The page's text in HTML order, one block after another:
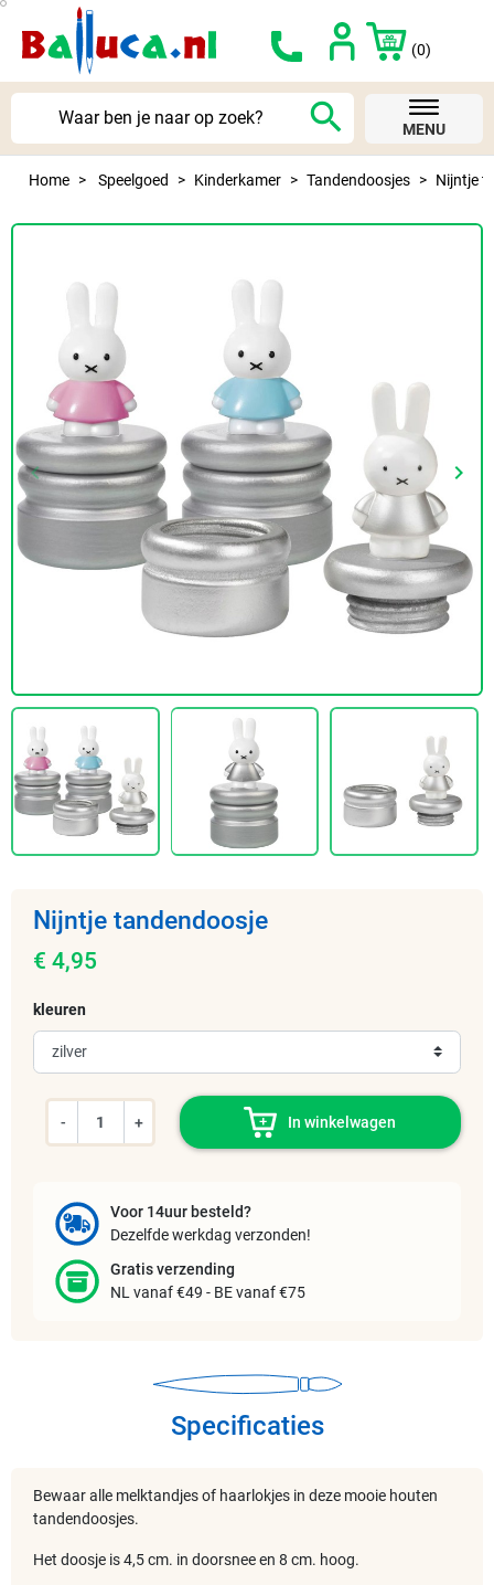
(0)
search MENU
Home Speelgoed Kinderkamer Tandendoosjes Nijntje
Vorige
keyboard_arrow_left keyboard_arrow_right
Nijntje tandendoosje
€ 4,95
kleuren
- + In winkelwagen
Voor 14uur besteld?
Dezelfde werkdag verzonden!
Gratis verzending
NL vanaf €49 - BE vanaf €75
Specificaties
Bewaar alle melktandjes of haarlokjes in deze mooie houten
tandendoosjes.
Het doosje is 4,5 cm. in doorsnee en 8 cm. hoog.